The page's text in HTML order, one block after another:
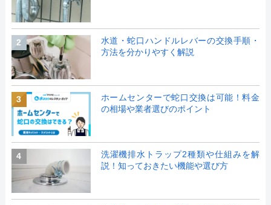
2
水道・蛇口ハンドルレバーの交換手順・
方法を分かりやすく解説
3
ホームセンターで蛇口交換は可能！料金
の相場や業者選びのポイント
4
洗濯機排水トラップ2種類や仕組みを解
説！知っておきたい機能や選び方